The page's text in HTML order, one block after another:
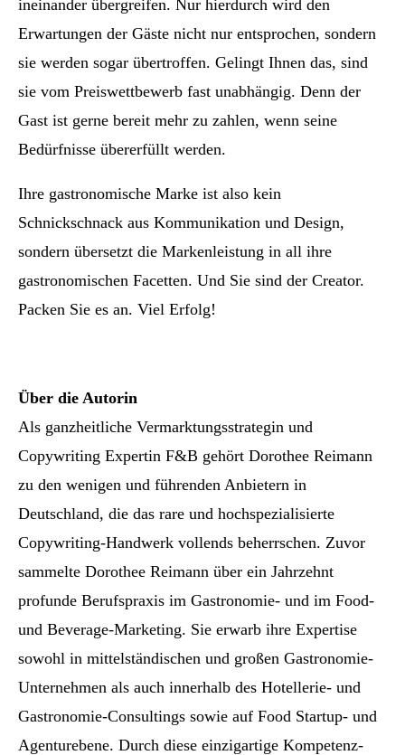
ineinander übergreifen. Nur hierdurch wird den
Erwartungen der Gäste nicht nur entsprochen, sondern
sie werden sogar übertroffen. Gelingt Ihnen das, sind
sie vom Preiswettbewerb fast unabhängig. Denn der
Gast ist gerne bereit mehr zu zahlen, wenn seine
Bedürfnisse übererfüllt werden.
Ihre gastronomische Marke ist also kein
Schnickschnack aus Kommunikation und Design,
sondern übersetzt die Markenleistung in all ihre
gastronomischen Facetten. Und Sie sind der Creator.
Packen Sie es an. Viel Erfolg!
Über die Autorin
Als ganzheitliche Vermarktungsstrategin und
Copywriting Expertin F&B gehört Dorothee Reimann
zu den wenigen und führenden Anbietern in
Deutschland, die das rare und hochspezialisierte
Copywriting-Handwerk vollends beherrschen. Zuvor
sammelte Dorothee Reimann über ein Jahrzehnt
profunde Berufspraxis im Gastronomie- und im Food-
und Beverage-Marketing. Sie erwarb ihre Expertise
sowohl in mittelständischen und großen Gastronomie-
Unternehmen als auch innerhalb des Hotellerie- und
Gastronomie-Consultings sowie auf Food Startup- und
Agenturebene. Durch diese einzigartige Kompetenz-